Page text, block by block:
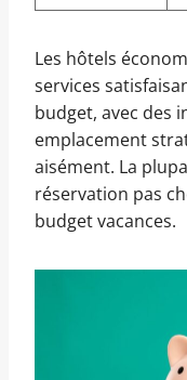
Les hôtels
services
budget, avec des
emplacement
aisément. La
réservation pas
budget vacances.